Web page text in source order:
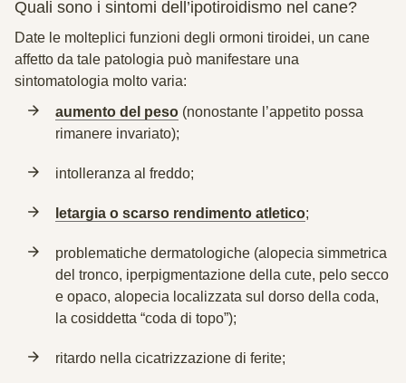
Quali sono i sintomi dell’ipotiroidismo nel cane?
Date le molteplici funzioni degli ormoni tiroidei, un cane
affetto da tale patologia può manifestare una
sintomatologia molto varia:
aumento del peso (nonostante l’appetito possa
rimanere invariato);
intolleranza al freddo;
letargia o scarso rendimento atletico;
problematiche dermatologiche (alopecia simmetrica
del tronco, iperpigmentazione della cute, pelo secco
e opaco, alopecia localizzata sul dorso della coda,
la cosiddetta “coda di topo”);
ritardo nella cicatrizzazione di ferite;